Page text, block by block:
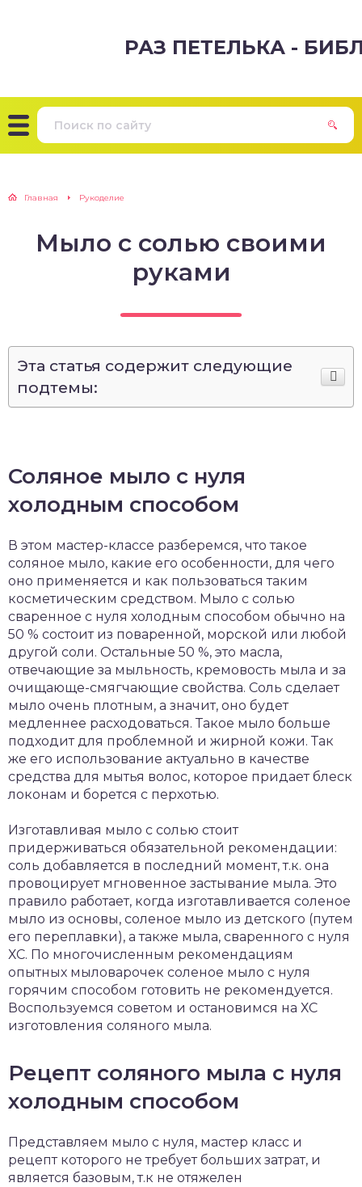
РАЗ ПЕТЕЛЬКА -
Главная Рукоделие
Мыло с солью своими
руками
Эта статья содержит следующие
подтемы:
Соляное мыло с нуля
холодным способом
В этом мастер-классе разберемся, что такое
соляное мыло, какие его особенности, для чего
оно применяется и как пользоваться таким
косметическим средством. Мыло с солью
сваренное с нуля холодным способом обычно на
50 % состоит из поваренной, морской или любой
другой соли. Остальные 50 %, это масла,
отвечающие за мыльность, кремовость мыла и за
очищающе-смягчающие свойства. Соль сделает
мыло очень плотным, а значит, оно будет
медленнее расходоваться. Такое мыло больше
подходит для проблемной и жирной кожи. Так
же его использование актуально в качестве
средства для мытья волос, которое придает блеск
локонам и борется с перхотью.
Изготавливая мыло с солью стоит
придерживаться обязательной рекомендации:
соль добавляется в последний момент, т.к. она
провоцирует мгновенное застывание мыла. Это
правило работает, когда изготавливается соленое
мыло из основы, соленое мыло из детского (путем
его переплавки), а также мыла, сваренного с нуля
ХС. По многочисленным рекомендациям
опытных мыловарочек соленое мыло с нуля
горячим способом готовить не рекомендуется.
Воспользуемся советом и остановимся на ХС
изготовления соляного мыла.
Рецепт соляного мыла с нуля
холодным способом
Представляем мыло с нуля, мастер класс и
рецепт которого не требует больших затрат, и
является базовым, т.к не отяжелен